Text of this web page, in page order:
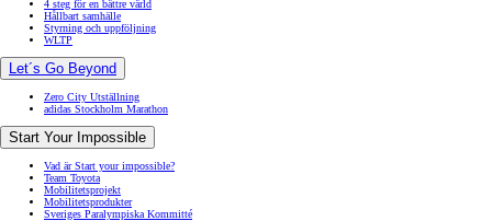
4 steg för en bättre värld
Hållbart samhälle
Styrning och uppföljning
WLTP
Let´s Go Beyond
Zero City Utställning
adidas Stockholm Marathon
Start Your Impossible
Vad är Start your impossible?
Team Toyota
Mobilitetsprojekt
Mobilitetsprodukter
Sveriges Paralympiska Kommitté